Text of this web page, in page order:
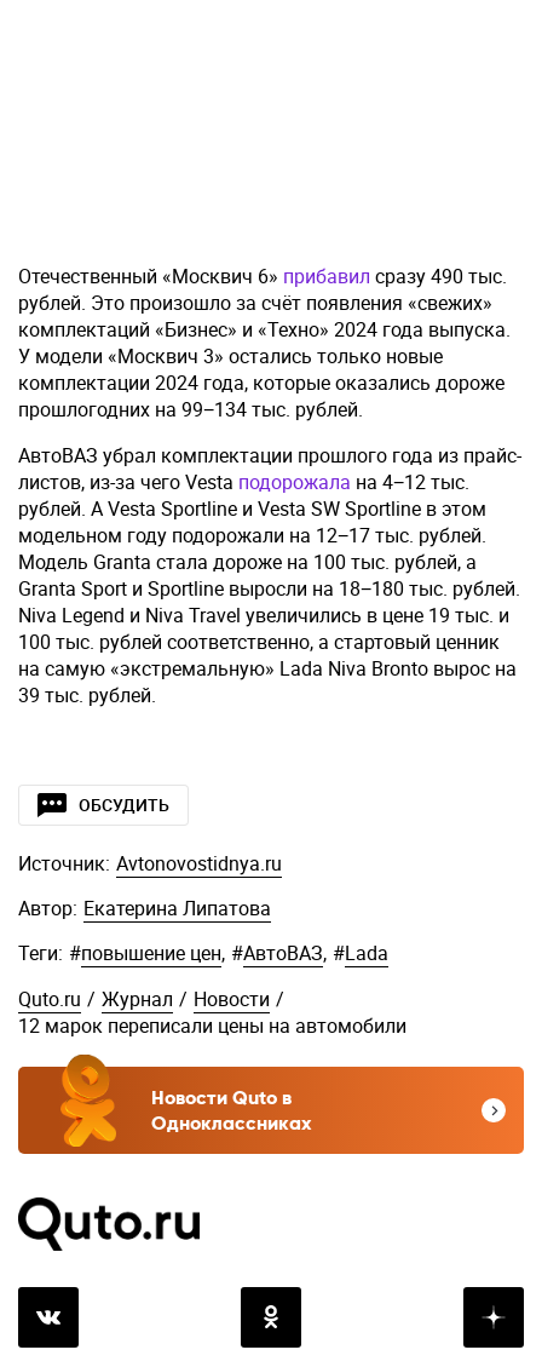
Отечественный «Москвич 6» прибавил сразу 490 тыс.
рублей. Это произошло за счёт появления «свежих»
комплектаций «Бизнес» и «Техно» 2024 года выпуска.
У модели «Москвич 3» остались только новые
комплектации 2024 года, которые оказались дороже
прошлогодних на 99−134 тыс. рублей.
АвтоВАЗ убрал комплектации прошлого года из прайс-
листов, из-за чего Vesta подорожала на 4−12 тыс.
рублей. А Vesta Sportline и Vesta SW Sportline в этом
модельном году подорожали на 12−17 тыс. рублей.
Модель Granta стала дороже на 100 тыс. рублей, а
Granta Sport и Sportline выросли на 18−180 тыс. рублей.
Niva Legend и Niva Travel увеличились в цене 19 тыс. и
100 тыс. рублей соответственно, а стартовый ценник
на самую «экстремальную» Lada Niva Bronto вырос на
39 тыс. рублей.
ОБСУДИТЬ
Источник: Avtonovostidnya.ru
Автор: Екатерина Липатова
Теги: #повышение цен, #АвтоВАЗ, #Lada
Quto.ru / Журнал / Новости /
12 марок переписали цены на автомобили
Новости Quto в
Одноклассниках